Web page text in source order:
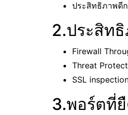
ประสิทธิภาพดี
2.ประสิท
Firewall
Threat
SSL
3.พอร์ตที่